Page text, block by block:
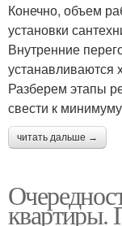
Конечно, объем
установки
Внутренние
устанавливаются
Разберем этапы
свести к
читать дальше →
квартиры.